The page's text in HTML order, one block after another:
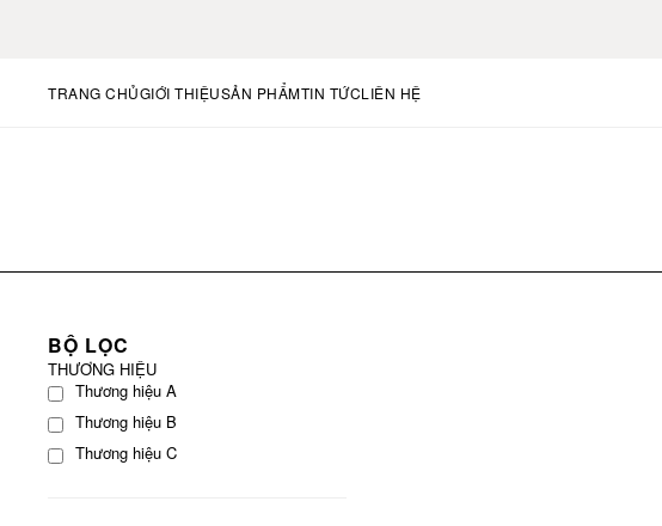
TRANG CHỦGIỚI THIỆUSẢN PHẨMTIN TỨCLIÊN HỆ
BỘ LỌC
THƯƠNG HIỆU
Thương hiệu A
Thương hiệu B
Thương hiệu C